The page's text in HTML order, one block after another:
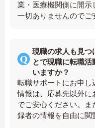
業・医療機関側に開示
一切ありませんのでご
現職の求人も見つ
とで現職に転職活
いますか？
転職サポートにお申し
情報は、応募先以外
でご安心ください。
録者の情報を自由に閲